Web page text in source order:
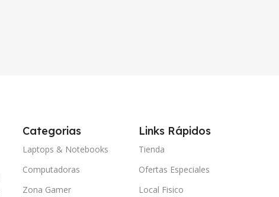
Categorias
Laptops & Notebooks
Computadoras
Zona Gamer
Links Rápidos
Tienda
Ofertas Especiales
Local Fisico